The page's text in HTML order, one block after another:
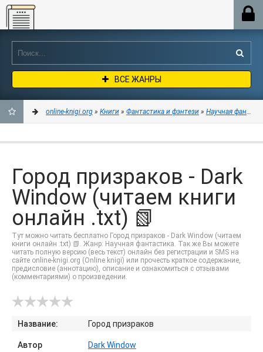
Online-knigi.org
ВСЕ ЖАНРЫ
ЗАКЛАДКИ
online-knigi.org » Книги » Фантастика и фэнтези » Научная
Город призраков - Dark
Window (читаем книги
онлайн .txt) 📗
Тут можно читать бесплатно Город призраков - Dark Window (читаем
книги онлайн .txt) 📗. Жанр: Научная фантастика. Так же Вы можете
читать полную версию (весь текст) онлайн без регистрации и SMS на
сайте online-knigi.org (Online knigi) или прочесть краткое содержание,
предисловие (аннотацию), описание и ознакомиться с отзывами
(комментариями) о произведении.
Название: Город призраков
Автор Dark Window